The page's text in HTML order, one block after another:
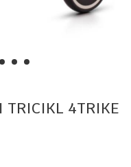
7 8 9
TRICIKL 4TRIKE